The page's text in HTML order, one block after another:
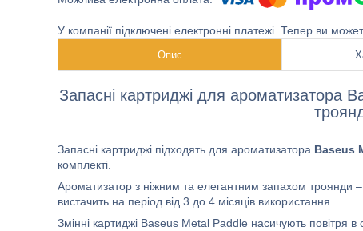
У компанії підключені електронні платежі. Тепер ви
Опис
Запасні картриджі для ароматизатора
Запасні картриджі підходять для ароматизатора Baseus
комплекті.
Ароматизатор з ніжним та елегантним запахом троянди
вистачить на період від 3 до 4 місяців використання.
Змінні картиджі Baseus Metal Paddle насичують